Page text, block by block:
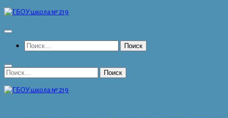
Перейти
содержимому
Найти:
Найти: